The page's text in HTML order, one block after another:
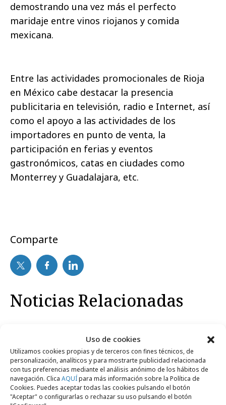
Uso de cookies
Utilizamos cookies propias y de terceros con fines técnicos, de
personalización, analíticos y para mostrarte publicidad relacionada
con tus preferencias mediante el análisis anónimo de los hábitos de
navegación. Clica AQUÍpara más información sobre la Política de
Cookies. Puedes aceptar todas las cookies pulsando el botón
"Aceptar" o configurarlas o rechazar su uso pulsando el botón
demostrando una vez más el perfecto
maridaje entre vinos riojanos y comida
mexicana.
Entre las actividades promocionales de Rioja
en México cabe destacar la presencia
publicitaria en televisión, radio e Internet, así
como el apoyo a las actividades de los
importadores en punto de venta, la
participación en ferias y eventos
gastronómicos, catas en ciudades como
Monterrey y Guadalajara, etc.
Comparte
Noticias Relacionadas
Empresas y Negocios